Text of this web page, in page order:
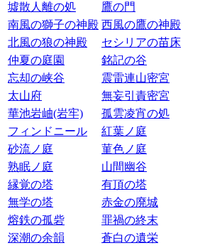
墟散人離の処
鷹の門
南風の獅子の神殿 西風の鷹の神殿
北風の狼の神殿
セシリアの苗床
仲夏の庭園
銘記の谷
忘却の峡谷
震雷連山密宮
太山府
無妄引責密宮
華池岩岫(岩牢)
孤雲凌宵の処
フィンドニール
紅葉ノ庭
砂流ノ庭
菫色ノ庭
熟眠ノ庭
山間幽谷
縁覚の塔
有頂の塔
無学の塔
赤金の廃城
熔鉄の孤砦
罪禍の終末
深潮の余韻
蒼白の遺栄